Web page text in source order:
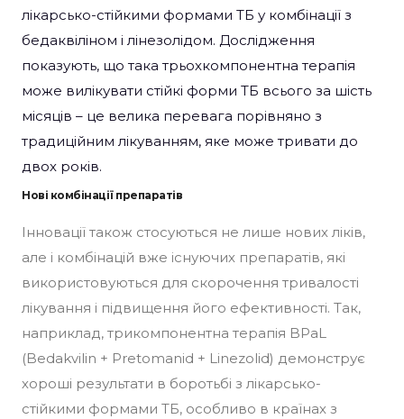
лікарсько-стійкими формами ТБ у комбінації з
бедаквіліном і лінезолідом. Дослідження
показують, що така трьохкомпонентна терапія
може вилікувати стійкі форми ТБ всього за шість
місяців – це велика перевага порівняно з
традиційним лікуванням, яке може тривати до
двох років.
Нові комбінації препаратів
Інновації також стосуються не лише нових ліків,
але і комбінацій вже існуючих препаратів, які
використовуються для скорочення тривалості
лікування і підвищення його ефективності. Так,
наприклад, трикомпонентна терапія BPaL
(Bedakvilin + Pretomanid + Linezolid) демонструє
хороші результати в боротьбі з лікарсько-
стійкими формами ТБ, особливо в країнах з